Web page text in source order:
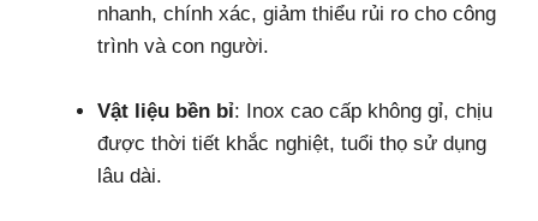
nhanh, chính xác, giảm thiểu rủi ro cho công
trình và con người.
Vật liệu bền bỉ: Inox cao cấp không gỉ, chịu
được thời tiết khắc nghiệt, tuổi thọ sử dụng
lâu dài.